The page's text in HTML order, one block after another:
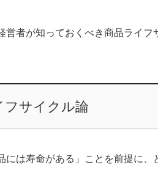
営者が知っておくべき商品ライフ
フサイクル論
には寿命がある」ことを前提に